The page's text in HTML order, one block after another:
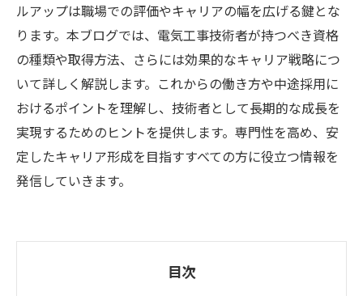
ルアップは職場での評価やキャリアの幅を広げる鍵とな
ります。本ブログでは、電気工事技術者が持つべき資格
の種類や取得方法、さらには効果的なキャリア戦略につ
いて詳しく解説します。これからの働き方や中途採用に
おけるポイントを理解し、技術者として長期的な成長を
実現するためのヒントを提供します。専門性を高め、安
定したキャリア形成を目指すすべての方に役立つ情報を
発信していきます。
目次